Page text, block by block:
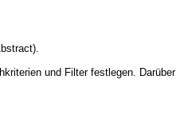
und Filter festlegen. Darüber